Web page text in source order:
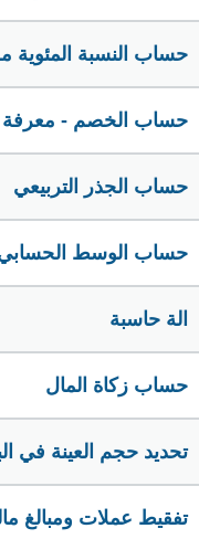
حساب النسبة المئوية
حساب الخصم - معرفة
حساب الجذر التربيعي
حساب الوسط
الة حاسبة
حساب زكاة المال
تحديد حجم العينة في
تفقيط عملات ومبالغ